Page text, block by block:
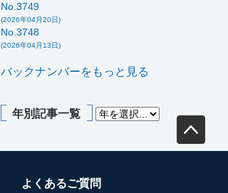
No.3749
(2026年04月20日)
No.3748
(2026年04月13日)
バックナンバーをもっと見る
年別記事一覧
よくあるご質問